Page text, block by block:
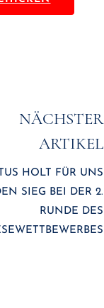
NÄCHSTER
ARTIKEL
HOLT FÜR UNS
SIEG BEI DER 2.
RUNDE DES